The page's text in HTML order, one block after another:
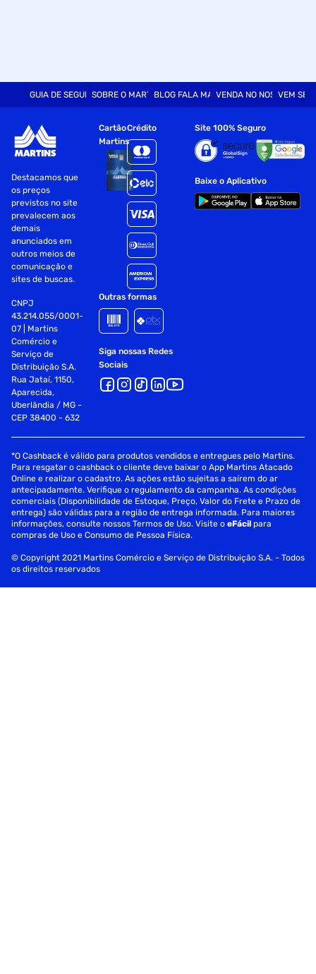
GUIA DE SEGURANÇASOBRE O MARTINSBLOG FALA MARTVENDA NO NOSSO SITE
VEM SER
Destacamos que
os preços
previstos no site
prevalecem aos
demais
anunciados em
outros meios de
comunicação e
sites de buscas.
CNPJ
43.214.055/0001-
07 | Martins
Comércio e
Serviço de
Distribuição S.A.
Rua Jataí, 1150,
Aparecida,
Uberlândia / MG -
CEP 38400 - 632
Cartão
Martins
Crédito
Outras formas
Siga nossas Redes
Sociais
Site 100% Seguro
Baixe o Aplicativo
*O Cashback é válido para produtos vendidos e entregues pelo Martins.
Para resgatar o cashback o cliente deve baixar o App Martins Atacado
Online e realizar o cadastro. As ações estão sujeitas a saírem do ar
antecipadamente. Verifique o regulamento da campanha. As condições
comerciais (Disponibilidade de Estoque, Preço, Valor do Frete e Prazo de
entrega) são válidas para a região de entrega informada. Para maiores
informações, consulte nossos Termos de Uso. Visite oeFácil para
compras de Uso e Consumo de Pessoa Física.
© Copyright 2021 Martins Comércio e Serviço de Distribuição S.A. - Todos
os direitos reservados